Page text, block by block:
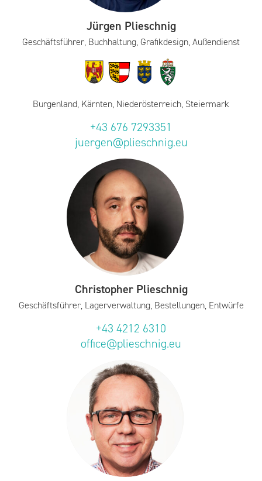
Jürgen Plieschnig
Geschäftsführer, Buchhaltung, Grafikdesign, Außendienst
Burgenland, Kärnten, Niederösterreich, Steiermark
+43 676 7293351
juergen@plieschnig.eu
Christopher Plieschnig
Geschäftsführer, Lagerverwaltung, Bestellungen, Entwürfe
+43 4212 6310
office@plieschnig.eu